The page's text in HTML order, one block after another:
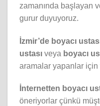
zamanında başlayan
gurur duyuyoruz.
İzmir’de boyacı
ustası veya boyacı
aramalar yapanlar için
İnternetten boyacı
öneriyorlar çünkü